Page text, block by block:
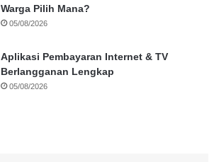
Warga Pilih Mana?
05/08/2026
Aplikasi Pembayaran Internet & TV
Berlangganan Lengkap
05/08/2026